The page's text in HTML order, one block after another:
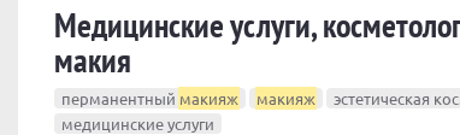
Медицинские услуги,
макия
перманентный макияж макияж эстетическая
медицинские услуги